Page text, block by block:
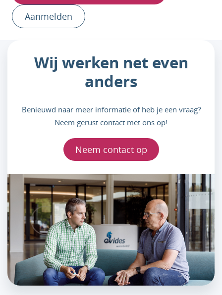
Aanmelden
Wij werken net even
anders
Benieuwd naar meer informatie of heb je een vraag?
Neem gerust contact met ons op!
Neem contact op